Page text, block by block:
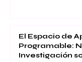
El Espacio de
Programable:
Investigación